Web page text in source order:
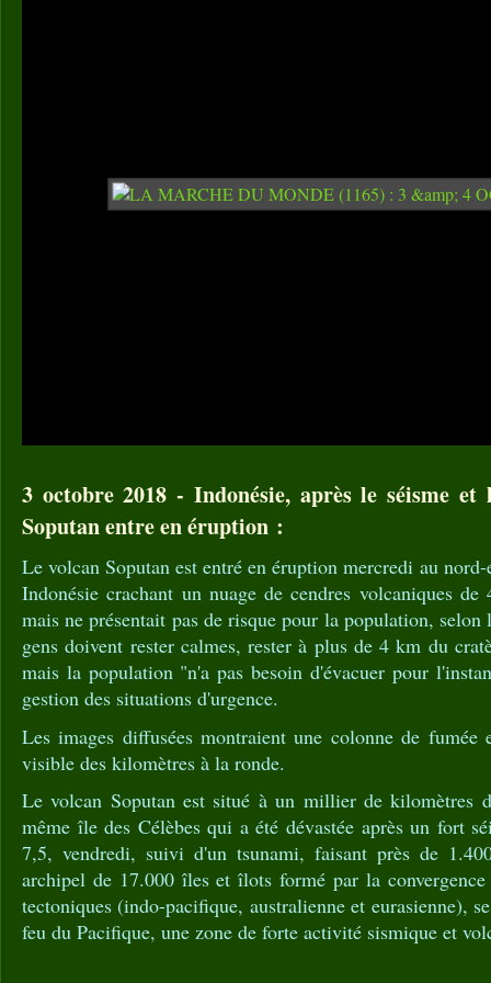
3 octobre 2018 - Indonésie, après le séisme
Soputan entre en éruption :
Le volcan Soputan est entré en éruption mercredi au
Indonésie crachant un nuage de cendres volcaniques de
mais ne présentait pas de risque pour la population,
gens doivent rester calmes, rester à plus de 4 km du
mais la population "n'a pas besoin d'évacuer pour
gestion des situations d'urgence.
Les images diffusées montraient une colonne de fumée
visible des kilomètres à la ronde.
Le volcan Soputan est situé à un millier de kilomètres
même île des Célèbes qui a été dévastée après un fort
7,5, vendredi, suivi d'un tsunami, faisant près de
archipel de 17.000 îles et îlots formé par la
tectoniques (indo-pacifique, australienne et eurasienne),
feu du Pacifique, une zone de forte activité sismique et